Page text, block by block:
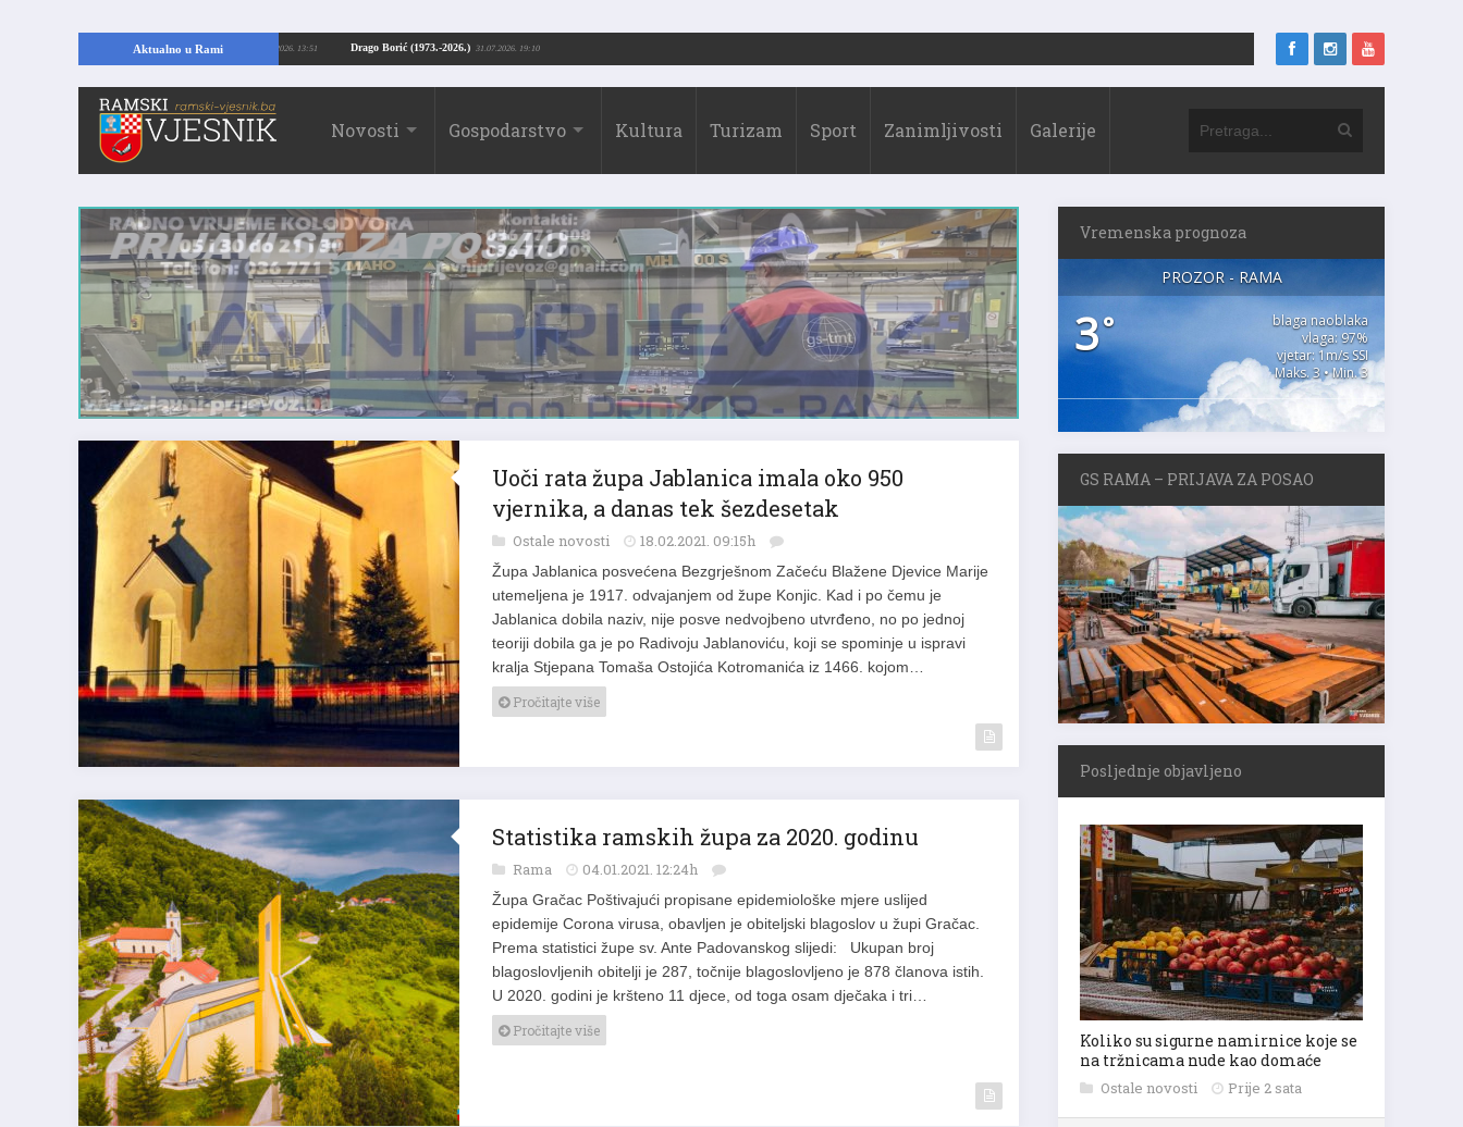
Aktualno u Rami Drago Borić (1973.-2026.)
Kopajući temelje kuće, pronašao vrijedne arheološke ostatke 24.07.2026. 13:51
Novosti Gospodarstvo Kultura Turizam Sport Zanimljivosti Galerije
Uoči rata župa Jablanica imala oko 950
vjernika, a danas tek šezdesetak
Ostale novosti 18.02.2021. 09:15h
Župa Jablanica posvećena Bezgrješnom Začeću Blažene Djevice Marije
utemeljena je 1917. odvajanjem od župe Konjic. Kad i po čemu je
Jablanica dobila naziv, nije posve nedvojbeno utvrđeno, no po jednoj
teoriji dobila ga je po Radivoju Jablanoviću, koji se spominje u ispravi
kralja Stjepana Tomaša Ostojića Kotromanića iz 1466. kojom…
Pročitajte više
Statistika ramskih župa za 2020. godinu
Rama 04.01.2021. 12:24h
Župa Gračac Poštivajući propisane epidemiološke mjere uslijed
epidemije Corona virusa, obavljen je obiteljski blagoslov u župi Gračac.
Prema statistici župe sv. Ante Padovanskog slijedi: Ukupan broj
blagoslovljenih obitelji je 287, točnije blagoslovljeno je 878 članova istih.
U 2020. godini je kršteno 11 djece, od toga osam dječaka i tri…
Pročitajte više
Vremenska prognoza
PROZOR - RAMA
3°
blaga naoblaka
vlaga: 97%
vjetar: 1m/s SSI
Maks. 3 • Min. 3
GS RAMA – PRIJAVA ZA POSAO
Posljednje objavljeno
Koliko su sigurne namirnice koje se
na tržnicama nude kao domaće
Ostale novosti Prije 2 sata